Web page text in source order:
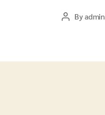
PostByadmin